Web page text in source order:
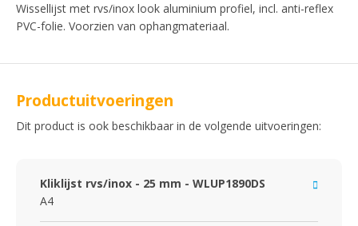
Wissellijst met rvs/inox look aluminium profiel, incl. anti-reflex
PVC-folie. Voorzien van ophangmateriaal.
Productuitvoeringen
Dit product is ook beschikbaar in de volgende uitvoeringen:
Kliklijst rvs/inox - 25 mm - WLUP1890DS
A4